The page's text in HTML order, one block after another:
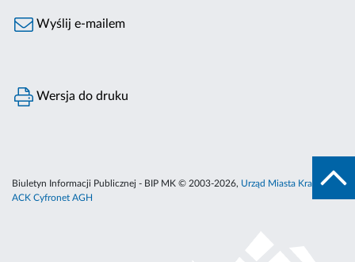
Wyślij e-mailem
Wersja do druku
Biuletyn Informacji Publicznej - BIP MK © 2003-2026, Urząd Miasta Krakowa
ACK Cyfronet AGH